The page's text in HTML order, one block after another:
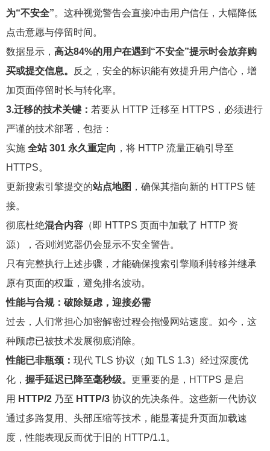
为“不安全”。这种视觉警告会直接冲击用户信任，大幅降低
点击意愿与停留时间。
数据显示， 高达84%的用户在遇到“不安全”提示时会放弃购
买或提交信息。
反之，安全的标识能有效提升用户信心，增
加页面停留时长与转化率。
3.迁移的技术关键： 若要从 HTTP 迁移至 HTTPS，必须进行
严谨的技术部署，包括：
实施 全站 301 永久重定向 ，将 HTTP 流量正确引导至
HTTPS。
更新搜索引擎提交的站点地图 ，确保其指向新的 HTTPS 链
接。
彻底杜绝混合内容 （即 HTTPS 页面中加载了 HTTP 资
源），否则浏览器仍会显示不安全警告。
只有完整执行上述步骤，才能确保搜索引擎顺利转移并继承
原有页面的权重，避免排名波动。
性能与合规：破除疑虑，迎接必需
过去，人们常担心加密解密过程会拖慢网站速度。如今，这
种顾虑已被技术发展彻底消除。
性能已非瓶颈： 现代 TLS 协议（如 TLS 1.3）经过深度优
化， 握手延迟已降至毫秒级。 更重要的是，HTTPS 是启
用 HTTP/2 乃至 HTTP/3 协议的先决条件。这些新一代协议
通过多路复用、头部压缩等技术，能显著提升页面加载速
度，性能表现反而优于旧的 HTTP/1.1。